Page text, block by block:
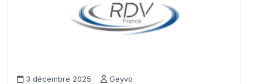
3 décembre 2025 Geyvo